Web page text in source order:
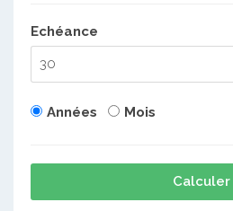
Echéance
Années Mois
Calculer